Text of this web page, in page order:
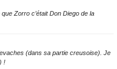
Zorro c’était Don Diego de la
(dans sa partie creusoise). Je
!